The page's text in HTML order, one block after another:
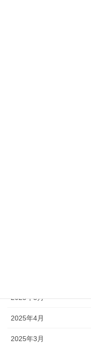
2025年5月
2025年4月
2025年3月